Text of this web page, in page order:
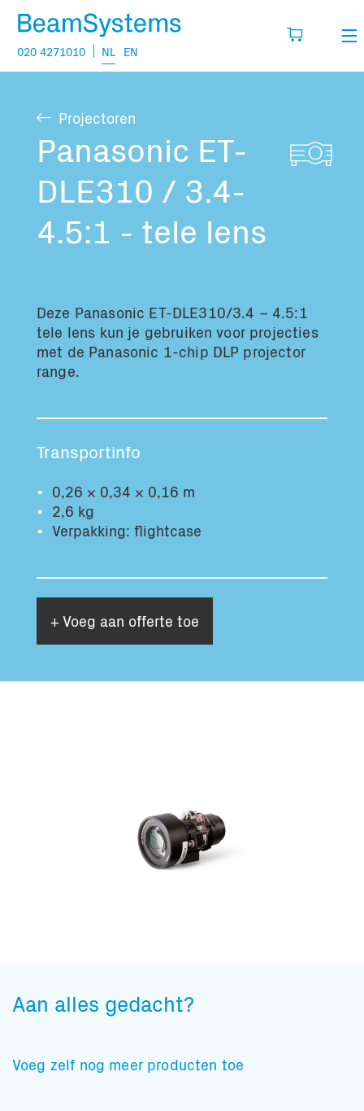
020 4271010 NL EN
Verkoop
Projecten
Vragen
Mijn wensenlijst
Vul hier de producten in die je denkt nodig
te hebben.
Transport informatie:
Totaal volume:
Projectoren
Panasonic ET-
DLE310 / 3.4-
4.5:1 - tele lens
Deze Panasonic ET-DLE310/3.4 – 4.5:1
tele lens kun je gebruiken voor projecties
met de Panasonic 1-chip DLP projector
range.
Transportinfo
0,26 × 0,34 × 0,16 m
2,6 kg
Verpakking: flightcase
+ Voeg aan offerte toe
Aan alles gedacht?
Voeg zelf nog meer producten toe